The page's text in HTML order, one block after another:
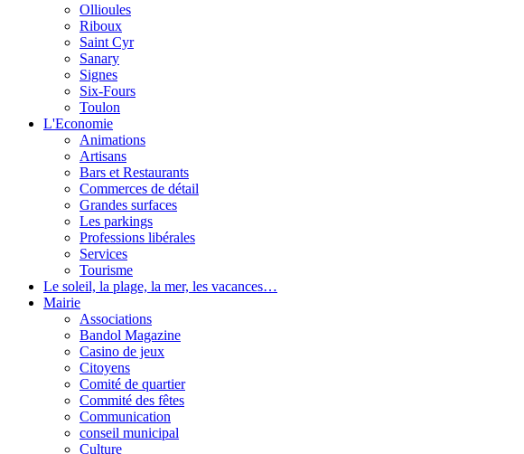
Ollioules
Riboux
Saint Cyr
Sanary
Signes
Six-Fours
Toulon
L'Economie
Animations
Artisans
Bars et Restaurants
Commerces de détail
Grandes surfaces
Les parkings
Professions libérales
Services
Tourisme
Le soleil, la plage, la mer, les vacances…
Mairie
Associations
Bandol Magazine
Casino de jeux
Citoyens
Comité de quartier
Commité des fêtes
Communication
conseil municipal
Culture